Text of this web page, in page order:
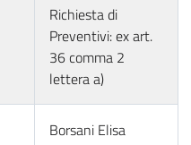
Richiesta di
Preventivi: ex art.
36 comma 2
lettera a)
Borsani Elisa